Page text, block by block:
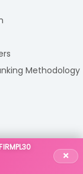
Methodology
×